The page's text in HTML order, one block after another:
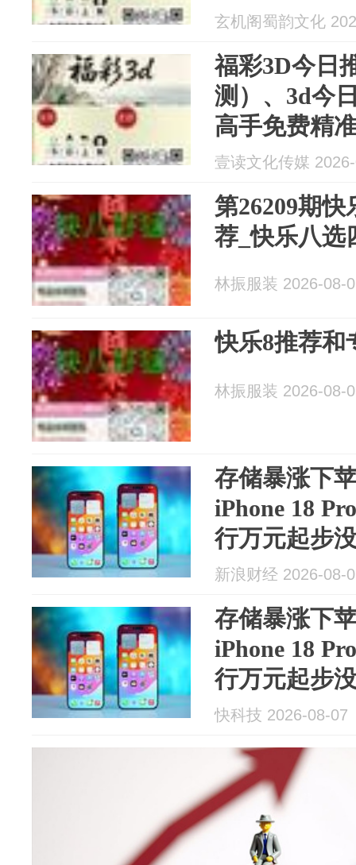
玄机阁蜀韵文化
福彩3D今日
测）、3d今
高手免费精
稳预测
壹读文化传媒
第26209期
荐_快乐八选
林振服装 2026-08-
快乐8推荐和
林振服装 2026-08-
存储暴涨下
iPhone 18
行万元起步
新浪财经 2026-08-
存储暴涨下
iPhone 18
行万元起步
快科技 2026-08-07